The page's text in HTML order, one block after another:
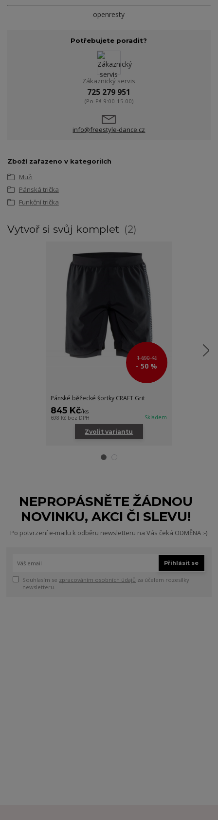
openresty
Potřebujete poradit?
Zákaznický servis
725 279 951
(Po-Pá 9:00-15.00)
info@freestyle-dance.cz
Zboží zařazeno v kategoriích
Muži
Pánská trička
Funkční trička
Vytvoř si svůj komplet 2
1 690 Kč
- 50 %
Pánské běžecké šortky CRAFT Grit
845 Kč/ks
698 Kč bez DPH Skladem
Zvolit variantu
NEPROPÁSNĚTE ŽÁDNOU
NOVINKU, AKCI ČI SLEVU!
Po potvrzení e-mailu k odběru newsletteru na Vás čeká ODMĚNA :-)
Přihlásit se
Souhlasím se zpracováním osobních údajů za účelem rozesílky
newsletteru.